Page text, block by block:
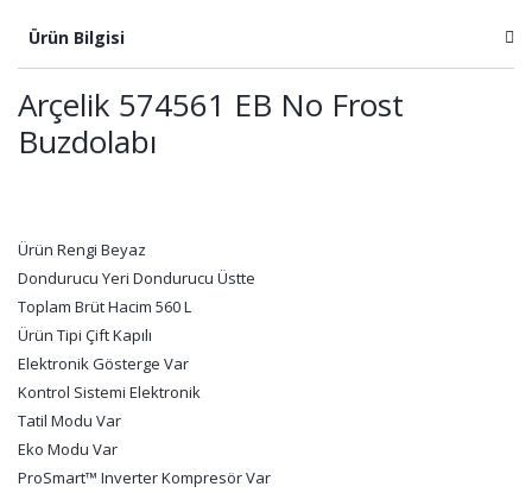
Ürün Bilgisi
Arçelik 574561 EB No Frost
Buzdolabı
Ürün Rengi Beyaz
Dondurucu Yeri Dondurucu Üstte
Toplam Brüt Hacim 560 L
Ürün Tipi Çift Kapılı
Elektronik Gösterge Var
Kontrol Sistemi Elektronik
Tatil Modu Var
Eko Modu Var
ProSmart™ Inverter Kompresör Var